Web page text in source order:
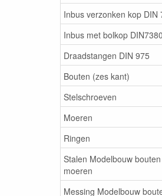
Inbus verzonken kop DIN
Inbus met bolkop DIN7380
Draadstangen DIN 975
Bouten (zes kant)
Stelschroeven
Moeren
Ringen
Stalen Modelbouw
moeren
Messing Modelbouw